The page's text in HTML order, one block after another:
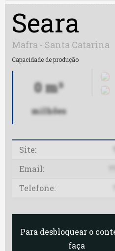
Cargill N.H. TO
Cereal
Cesbra
Cocamar
Delta MS
Delta MT
DTF
Seara
Mafra - Santa Catarina
Capacidade de produção
0 m³
milhões
Site:
Email:
Telefone:
Para desbloquear o
faça